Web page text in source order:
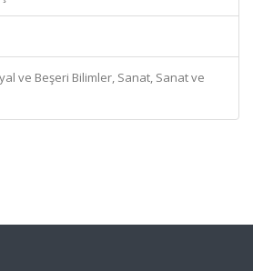
ve Beşeri Bilimler, Sanat, Sanat ve